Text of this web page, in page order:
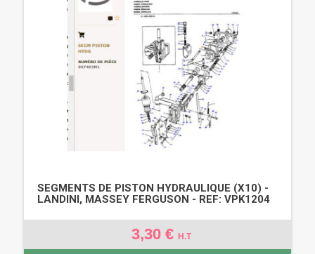
SEGMENTS DE PISTON HYDRAULIQUE (X10) -
LANDINI, MASSEY FERGUSON - REF: VPK1204
3,30 € H.T